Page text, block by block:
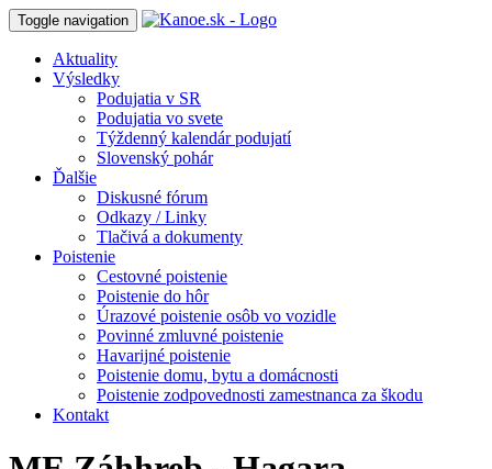
Toggle navigation
Aktuality
Výsledky
Podujatia v SR
Podujatia vo svete
Týždenný kalendár podujatí
Slovenský pohár
Ďalšie
Diskusné fórum
Odkazy / Linky
Tlačivá a dokumenty
Poistenie
Cestovné poistenie
Poistenie do hôr
Úrazové poistenie osôb vo vozidle
Povinné zmluvné poistenie
Havarijné poistenie
Poistenie domu, bytu a domácnosti
Poistenie zodpovednosti zamestnanca za škodu
Kontakt